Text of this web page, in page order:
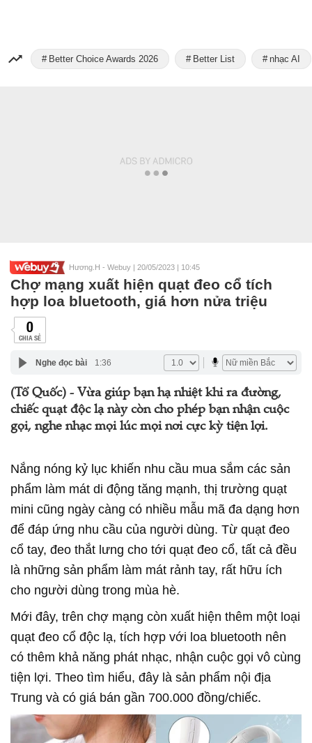
Better Choice Awards 2026 Better List nhạc AI
Hương.H - Webuy | 20/05/2023 | 10:45
Chợ mạng xuất hiện quạt đeo cổ tích
hợp loa bluetooth, giá hơn nửa triệu
0
CHIA SẺ
Nghe đọc bài 1:36
(Tổ Quốc) - Vừa giúp bạn hạ nhiệt khi ra đường,
chiếc quạt độc lạ này còn cho phép bạn nhận cuộc
gọi, nghe nhạc mọi lúc mọi nơi cực kỳ tiện lợi.
Nắng nóng kỷ lục khiến nhu cầu mua sắm các sản
phẩm làm mát di động tăng mạnh, thị trường quạt
mini cũng ngày càng có nhiều mẫu mã đa dạng hơn
để đáp ứng nhu cầu của người dùng. Từ quạt đeo
cổ tay, đeo thắt lưng cho tới quạt đeo cổ, tất cả đều
là những sản phẩm làm mát rảnh tay, rất hữu ích
cho người dùng trong mùa hè.
Mới đây, trên chợ mạng còn xuất hiện thêm một loại
quạt đeo cổ độc lạ, tích hợp với loa bluetooth nên
có thêm khả năng phát nhạc, nhận cuộc gọi vô cùng
tiện lợi. Theo tìm hiểu, đây là sản phẩm nội địa
Trung và có giá bán gần 700.000 đồng/chiếc.